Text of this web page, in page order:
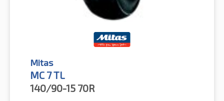
Mitas
MC 7 TL
140/90-15 70R